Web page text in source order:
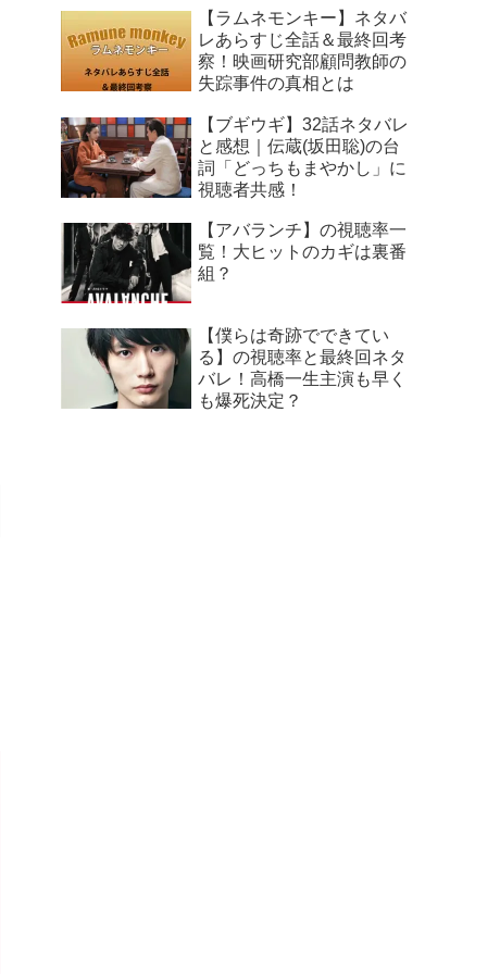
【ラムネモンキー】ネタバ
レあらすじ全話＆最終回考
察！映画研究部顧問教師の
失踪事件の真相とは
【ブギウギ】32話ネタバレ
と感想｜伝蔵(坂田聡)の台
詞「どっちもまやかし」に
視聴者共感！
【アバランチ】の視聴率一
覧！大ヒットのカギは裏番
組？
【僕らは奇跡でできてい
る】の視聴率と最終回ネタ
バレ！高橋一生主演も早く
も爆死決定？